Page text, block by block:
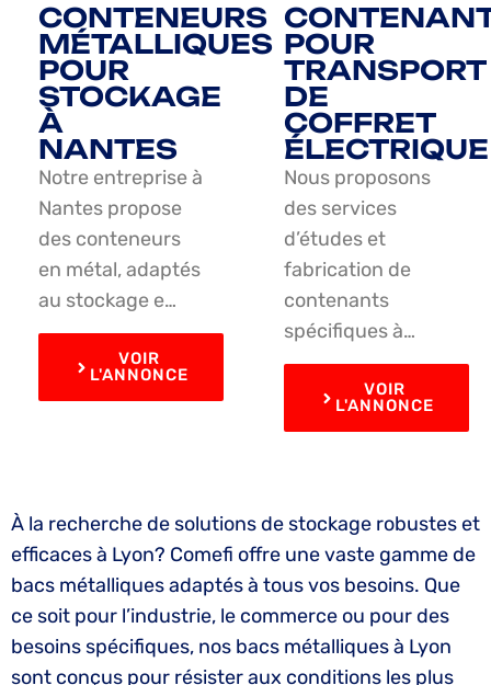
CONTENEURS
MÉTALLIQUES
POUR
STOCKAGE
À
NANTES
Notre entreprise à
Nantes propose
des conteneurs
en métal, adaptés
au stockage e…
VOIR
L'ANNONCE
POUR
TRANSPORT
DE
COFFRET
ÉLECTRIQUE
Nous proposons
des services
d’études et
fabrication de
contenants
spécifiques à…
VOIR
L'ANNONCE
À la recherche de solutions de stockage robustes et
efficaces à Lyon? Comefi offre une vaste gamme de
bacs métalliques adaptés à tous vos besoins. Que
ce soit pour l’industrie, le commerce ou pour des
besoins spécifiques, nos bacs métalliques à Lyon
sont conçus pour résister aux conditions les plus